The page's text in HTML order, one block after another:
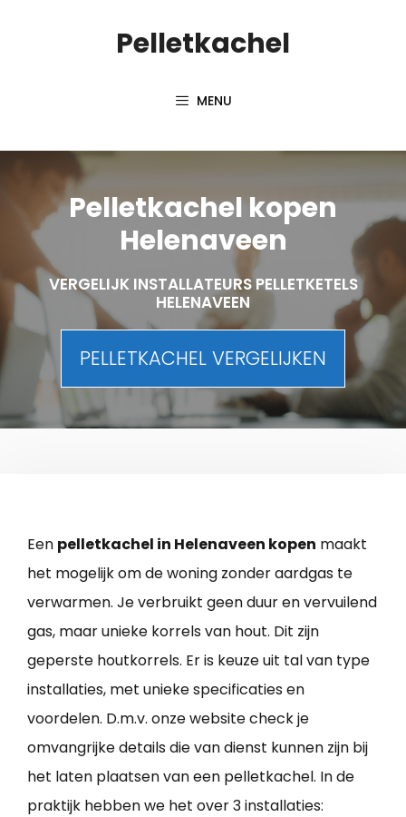
Pelletkachel
MENU
Pelletkachel kopen
Helenaveen
VERGELIJK INSTALLATEURS PELLETKETELS
HELENAVEEN
PELLETKACHEL VERGELIJKEN
Een pelletkachel in Helenaveen kopen maakt
het mogelijk om de woning zonder aardgas te
verwarmen. Je verbruikt geen duur en vervuilend
gas, maar unieke korrels van hout. Dit zijn
geperste houtkorrels. Er is keuze uit tal van type
installaties, met unieke specificaties en
voordelen. D.m.v. onze website check je
omvangrijke details die van dienst kunnen zijn bij
het laten plaatsen van een pelletkachel. In de
praktijk hebben we het over 3 installaties: